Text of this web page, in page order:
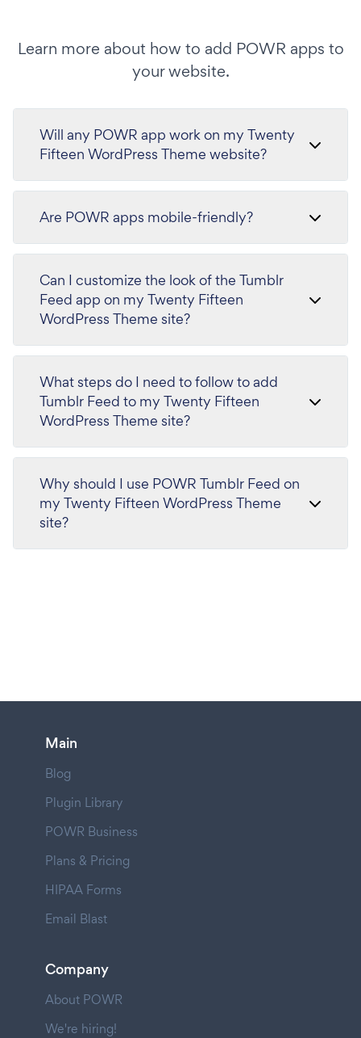
Learn more about how to add POWR apps to
your website.
Will any POWR app work on my Twenty
Fifteen WordPress Theme website?
Are POWR apps mobile-friendly?
Can I customize the look of the Tumblr
Feed app on my Twenty Fifteen
WordPress Theme site?
What steps do I need to follow to add
Tumblr Feed to my Twenty Fifteen
WordPress Theme site?
Why should I use POWR Tumblr Feed on
my Twenty Fifteen WordPress Theme
site?
Main
Blog
Plugin Library
POWR Business
Plans & Pricing
HIPAA Forms
Email Blast
Company
About POWR
We're hiring!